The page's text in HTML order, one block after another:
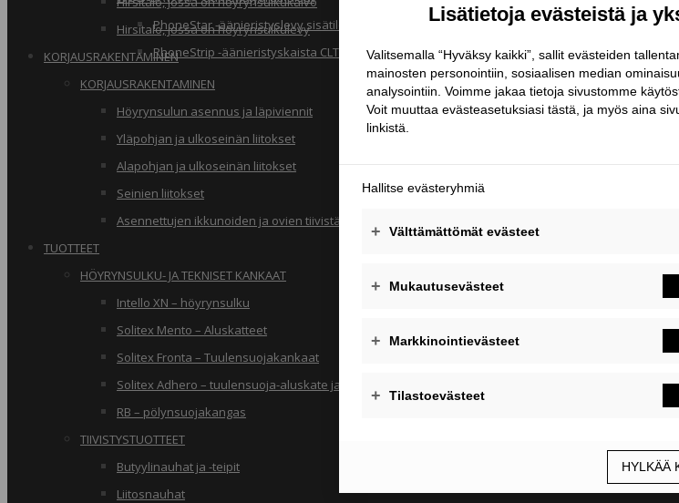
PhoneStar -äänieristyslevy sisätiloihin
PhoneStrip -äänieristyskaista CLT-rakenteille
Hirsitalo, jossa on höyrynsulkulevy
KORJAUSRAKENTAMINEN
KORJAUSRAKENTAMINEN
Höyrynsulun asennus ja läpiviennit
Yläpohjan ja ulkoseinän liitokset
Alapohjan ja ulkoseinän liitokset
Seinien liitokset
Asennettujen ikkunoiden ja ovien tiivistäminen
TUOTTEET
HÖYRYNSULKU- JA TEKNISET KANKAAT
Intello XN – höyrynsulku
Solitex Mento – Aluskatteet
Solitex Fronta – Tuulensuojakankaat
Solitex Adhero – tuulensuoja-aluskate ja rakennusaikainen sääsuoja
RB – pölynsuojakangas
TIIVISTYSTUOTTEET
Butyylinauhat ja -teipit
Liitosnauhat